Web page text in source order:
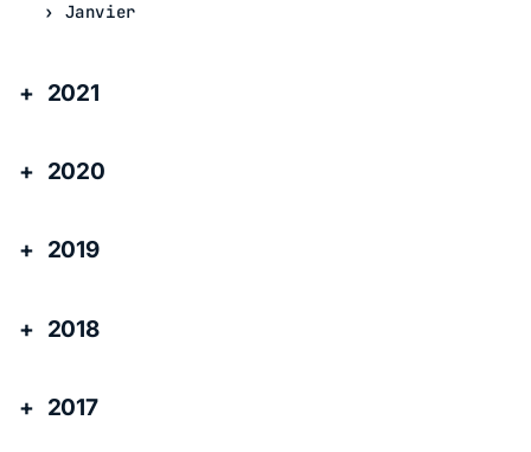
Janvier
2021
2020
2019
2018
2017